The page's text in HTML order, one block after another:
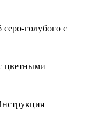
серо-голубого с
цветными